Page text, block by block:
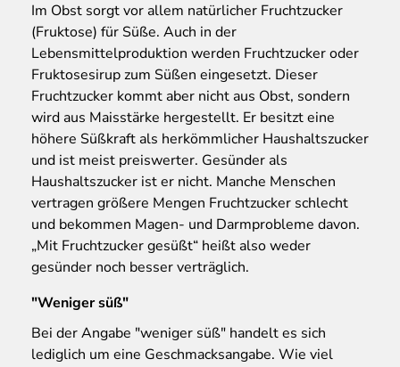
Im Obst sorgt vor allem natürlicher Fruchtzucker
(Fruktose) für Süße. Auch in der
Lebensmittelproduktion werden Fruchtzucker oder
Fruktosesirup zum Süßen eingesetzt. Dieser
Fruchtzucker kommt aber nicht aus Obst, sondern
wird aus Maisstärke hergestellt. Er besitzt eine
höhere Süßkraft als herkömmlicher Haushaltszucker
und ist meist preiswerter. Gesünder als
Haushaltszucker ist er nicht. Manche Menschen
vertragen größere Mengen Fruchtzucker schlecht
und bekommen Magen- und Darmprobleme davon.
„Mit Fruchtzucker gesüßt“ heißt also weder
gesünder noch besser verträglich.
"Weniger süß"
Bei der Angabe "weniger süß" handelt es sich
lediglich um eine Geschmacksangabe. Wie viel